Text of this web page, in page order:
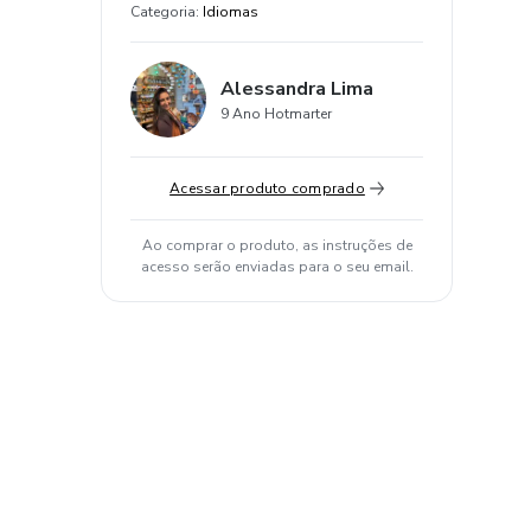
Categoria: Idiomas
Alessandra Lima
9 Ano Hotmarter
Acessar produto comprado
Ao comprar o produto, as instruções de
acesso serão enviadas para o seu email.